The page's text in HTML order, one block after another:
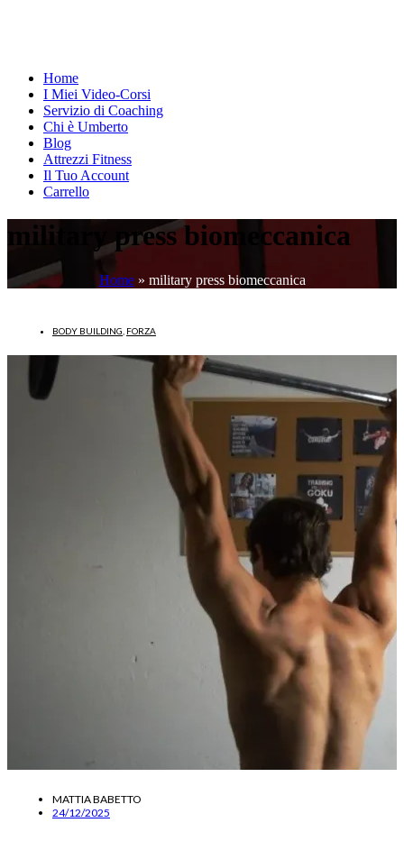
Home
I Miei Video-Corsi
Servizio di Coaching
Chi è Umberto
Blog
Attrezzi Fitness
Il Tuo Account
Carrello
military press biomeccanica
Home» military press biomeccanica
BODY BUILDING FORZA
MATTIA BABETTO
24/12/2025